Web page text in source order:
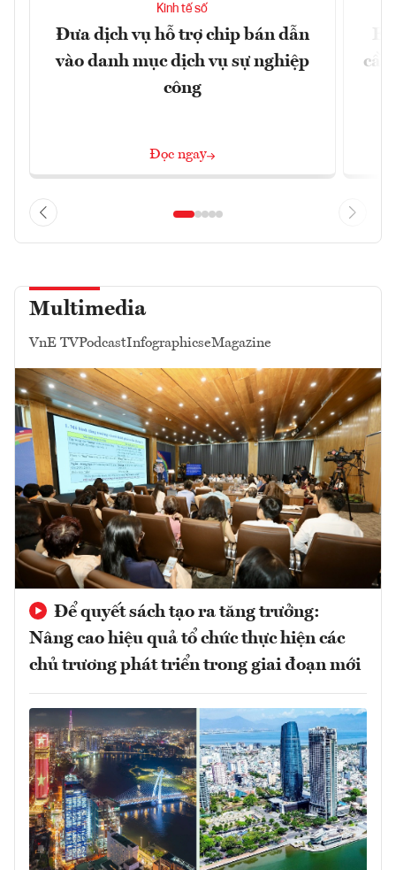
Kinh tế số
Đưa dịch vụ hỗ trợ chip bán dẫn
vào danh mục dịch vụ sự nghiệp
công
Đọc ngay
Multimedia
VnE TVPodcastInfographicseMagazine
Để quyết sách tạo ra tăng trưởng:
Nâng cao hiệu quả tổ chức thực hiện các
chủ trương phát triển trong giai đoạn mới